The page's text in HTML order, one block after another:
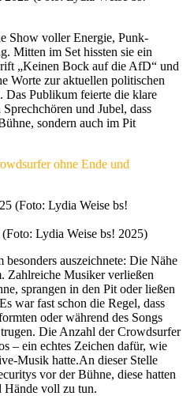
Show voller Energie, Punk-
Mitten im Set hissten sie ein
„Keinen Bock auf die AfD“ und
Worte zur aktuellen politischen
Das Publikum feierte die klare
und Jubel, dass
sondern auch im Pit
ohne Ende und
Lydia Weise bs! 2025)
besonders auszeichnete: Die Nähe
Zahlreiche Musiker verließen
sprangen in den Pit oder ließen
war fast schon die Regel, dass
oder während des Songs
Die Anzahl der Crowdsurfer
– ein echtes Zeichen dafür, wie
Musik hatte.An dieser Stelle
vor der Bühne, diese hatten
Hände voll zu tun.